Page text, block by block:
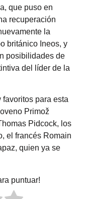
que puso en
recuperación
la
británico Ineos, y
posibilidades de
del líder de la
para esta
Primož
Pidcock, los
el francés Romain
quien ya se
puntuar!